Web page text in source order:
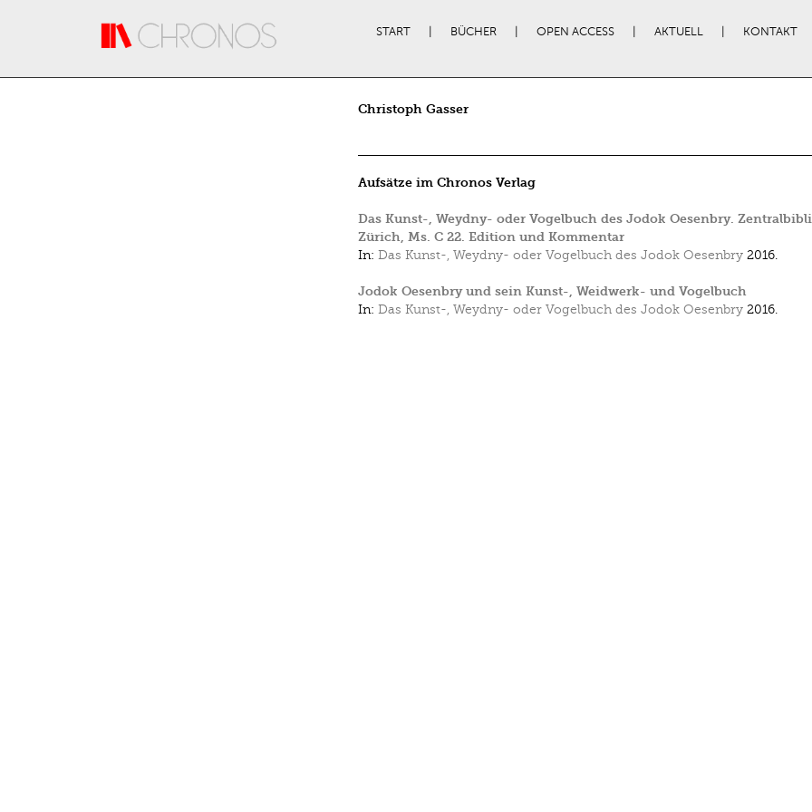
START BÜCHER OPEN ACCESS AKTUELL KONTAKT
Christoph Gasser
Aufsätze im Chronos Verlag
Das Kunst-, Weydny- oder Vogelbuch des Jodok Oesenbry.
Zürich, Ms. C 22. Edition und Kommentar
In: Das Kunst-, Weydny- oder Vogelbuch des Jodok Oesenbry 2016.
Jodok Oesenbry und sein Kunst-, Weidwerk- und Vogelbuch
In: Das Kunst-, Weydny- oder Vogelbuch des Jodok Oesenbry 2016.